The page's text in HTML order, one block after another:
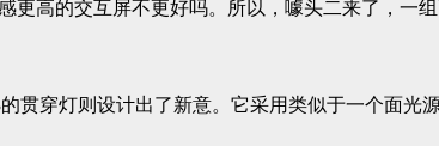
高的交互屏不更好吗。所以，噱头二来了，一
贯穿灯则设计出了新意。它采用类似于一个面光